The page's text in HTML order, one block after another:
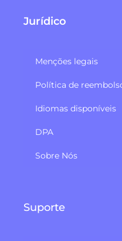
Jurídico
Menções legais
Política de
Idiomas disponíveis
DPA
Sobre Nós
Suporte